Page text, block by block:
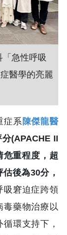
急性呼吸
醫學的亮麗
症系 陳傑龍醫
(APACHE II
重程度，超
後為30分，
吸窘迫症跨領
毒藥物治療以
環支持下，